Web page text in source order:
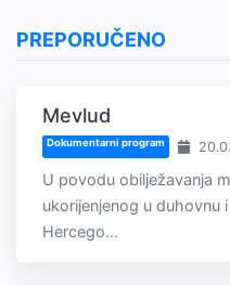
PREPORUČENO
Mevlud
Dokumentarni program
U povodu obilježavanja
ukorijenjenog u duhovnu
Hercego...